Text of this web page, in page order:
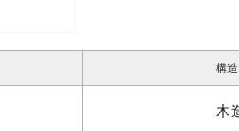
構造
木